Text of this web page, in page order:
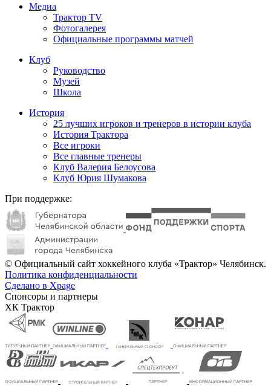
Медиа
Трактор TV
Фотогалерея
Официальные программы матчей
Клуб
Руководство
Музей
Школа
История
25 лучших игроков и тренеров в истории клуба
История Трактора
Все игроки
Все главные тренеры
Клуб Валерия Белоусова
Клуб Юрия Шумакова
При поддержке:
© Официальный сайт хоккейного клуба «Трактор» Челябинск.
Политика конфиденциальности
Сделано в Xpage
Спонсоры и партнеры
ХК Трактор